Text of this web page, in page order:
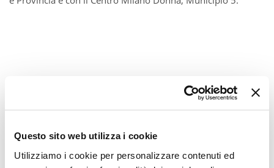
Questo sito web utilizza i cookie
Utilizziamo i cookie per personalizzare contenuti ed